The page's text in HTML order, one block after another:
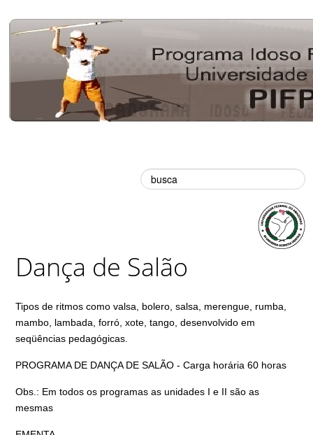
Dança de Salão
Tipos de ritmos como valsa, bolero, salsa, merengue, rumba,
mambo, lambada, forró, xote, tango, desenvolvido em
seqüências pedagógicas.
PROGRAMA DE DANÇA DE SALÃO - Carga horária 60 horas
Obs.: Em todos os programas as unidades I e II são as
mesmas